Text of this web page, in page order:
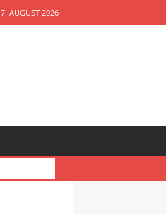
7. AUGUST 2026